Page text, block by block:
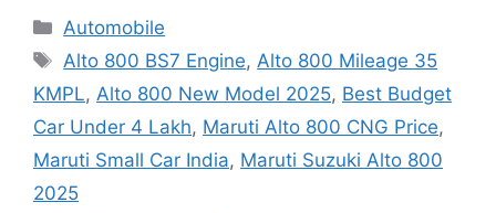
Categories
Automobile
Tags
Alto 800 BS7 Engine, Alto 800 Mileage 35
KMPL, Alto 800 New Model 2025, Best Budget
Car Under 4 Lakh, Maruti Alto 800 CNG Price,
Maruti Small Car India, Maruti Suzuki Alto 800
2025